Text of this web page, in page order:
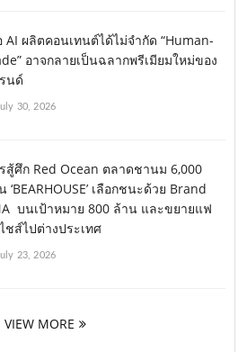
AI ผลิตคอนเทนต์ได้ไม่จำกัด “Human-
อาจกลายเป็นฉลากพรีเมียมใหม่ของ
นด์
30, 2026
สู้ศึก Red Ocean ตลาดชานม 6,000
‘BEARHOUSE’ เลือกชนะด้วย Brand
บนเป้าหมาย 800 ล้าน และขยายแฟ
ชส์ไปต่างประเทศ
23, 2026
VIEW MORE